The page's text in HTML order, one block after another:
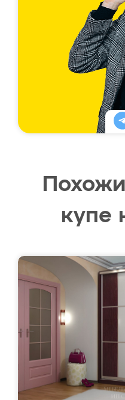
купе